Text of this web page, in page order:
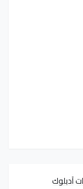
آدبلوك